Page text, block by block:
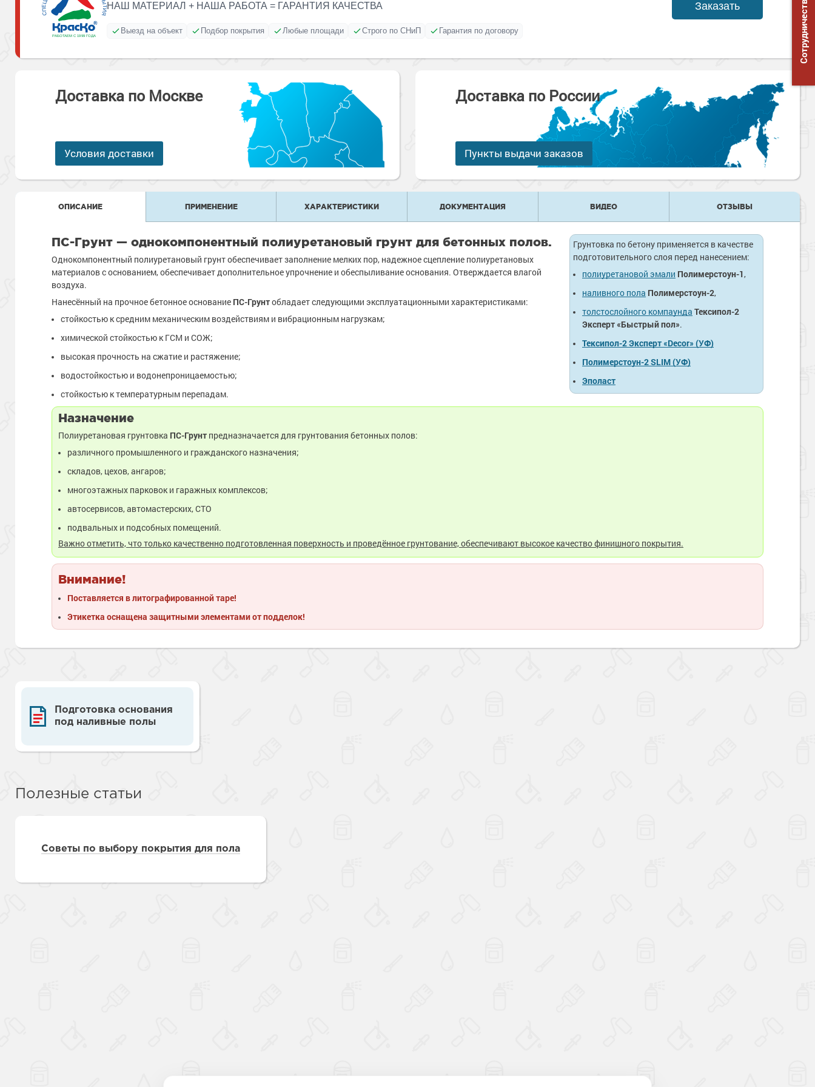
Сопутствующие товары
Промышленные
покрытия для металла
Промышленные стены
Сопутствующие товары
Алюминиевые краски
Сопутствующие товары
Морозостойкие краски
Морозостойкие краски для
бетонных полов
Морозостойкие краски для
фасада
Сопутствующие товары
НАШ МАТЕРИАЛ + НАША РАБОТА = ГАРАНТИЯ КАЧЕСТВА
Выезд на объект Подбор покрытия Любые площади Строго по СНиП Гарантия по договору
Заказать
Доставка по Москве
Условия доставки
Доставка по России
Пункты выдачи заказов
ОПИСАНИЕ ПРИМЕНЕНИЕ ХАРАКТЕРИСТИКИ ДОКУМЕНТАЦИЯ ВИДЕО ОТЗЫВЫ
Грунтовка по бетону применяется в качестве
подготовительного слоя перед нанесением:
полиуретановой эмали Полимерстоун-1,
наливного пола Полимерстоун-2,
толстослойного компаунда Тексипол-2
Эксперт «Быстрый пол».
Тексипол-2 Эксперт «Decor» (УФ)
Полимерстоун-2 SLIM (УФ)
Эполаст
ПС-Грунт — однокомпонентный полиуретановый грунт для бетонных полов.
Однокомпонентный полиуретановый грунт обеспечивает заполнение мелких пор, надежное сцепление полиуретановых
материалов с основанием, обеспечивает дополнительное упрочнение и обеспыливание основания. Отверждается влагой
воздуха.
Нанесённый на прочное бетонное основание ПС-Грунтобладает следующими эксплуатационными характеристиками:
стойкостью к средним механическим воздействиям и вибрационным нагрузкам;
химической стойкостью к ГСМ и СОЖ;
высокая прочность на сжатие и растяжение;
водостойкостью и водонепроницаемостью;
стойкостью к температурным перепадам.
Назначение
Полиуретановая грунтовка ПС-Грунт предназначается для грунтования бетонных полов:
различного промышленного и гражданского назначения;
складов, цехов, ангаров;
многоэтажных парковок и гаражных комплексов;
автосервисов, автомастерских, СТО
подвальных и подсобных помещений.
Важно отметить, что только качественно подготовленная поверхность и проведённое грунтование, обеспечивают высокое качество финишного покрытия.
Внимание!
Поставляется в литографированной таре!
Этикетка оснащена защитными элементами от подделок!
Подготовка основания
под наливные полы
Полезные статьи
Советы по выбору покрытия для пола
Сотрудничество